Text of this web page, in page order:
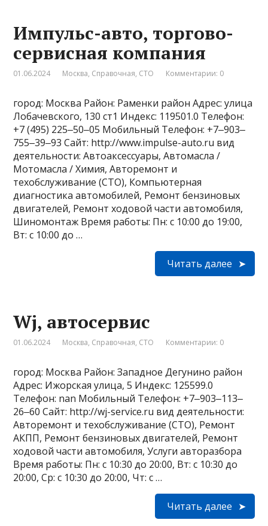
Импульс-авто, торгово-
сервисная компания
01.06.2024 Москва, Справочная, СТО Комментарии: 0
город: Москва Район: Раменки район Адрес: улица
Лобачевского, 130 ст1 Индекс: 119501.0 Телефон:
+7 (495) 225‒50‒05 Мобильный Телефон: +7‒903‒
755‒39‒93 Сайт: http://www.impulse-auto.ru вид
деятельности: Автоаксессуары, Автомасла /
Мотомасла / Химия, Авторемонт и
техобслуживание (СТО), Компьютерная
диагностика автомобилей, Ремонт бензиновых
двигателей, Ремонт ходовой части автомобиля,
Шиномонтаж Время работы: Пн: с 10:00 до 19:00,
Вт: с 10:00 до …
Читать далее
Wj, автосервис
01.06.2024 Москва, Справочная, СТО Комментарии: 0
город: Москва Район: Западное Дегунино район
Адрес: Ижорская улица, 5 Индекс: 125599.0
Телефон: nan Мобильный Телефон: +7‒903‒113‒
26‒60 Сайт: http://wj-service.ru вид деятельности:
Авторемонт и техобслуживание (СТО), Ремонт
АКПП, Ремонт бензиновых двигателей, Ремонт
ходовой части автомобиля, Услуги авторазбора
Время работы: Пн: с 10:30 до 20:00, Вт: с 10:30 до
20:00, Ср: с 10:30 до 20:00, Чт: с …
Читать далее